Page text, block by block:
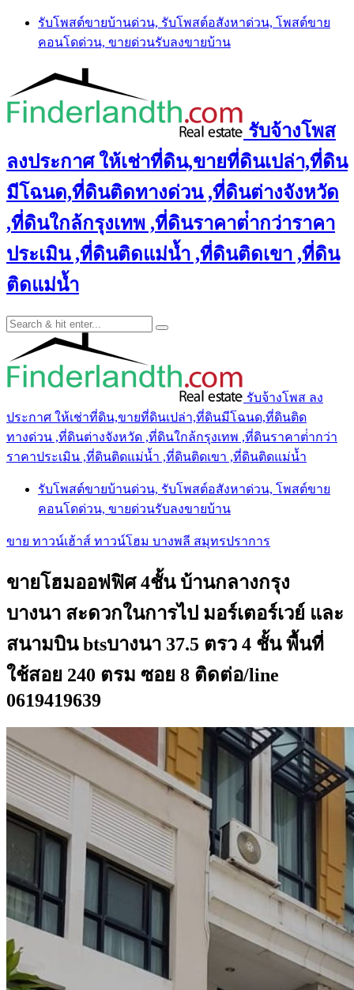
Skip
content
รับโพสต์ขายบ้านด่วน, รับโพสต์อสังหาด่วน, โพสต์ขาย
คอนโดด่วน, ขายด่วนรับลงขายบ้าน
รับจ้างโพส
ลงประกาศ ให้เช่าที่ดิน,ขายที่ดินเปล่า,ที่ดิน
มีโฉนด,ที่ดินติดทางด่วน ,ที่ดินต่างจังหวัด
,ที่ดินใกล้กรุงเทพ ,ที่ดินราคาต่ํากว่าราคา
ประเมิน ,ที่ดินติดแม่น้ำ ,ที่ดินติดเขา ,ที่ดิน
ติดแม่น้ำ
รับจ้างโพส ลง
ประกาศ ให้เช่าที่ดิน,ขายที่ดินเปล่า,ที่ดินมีโฉนด,ที่ดินติด
ทางด่วน ,ที่ดินต่างจังหวัด ,ที่ดินใกล้กรุงเทพ ,ที่ดินราคาต่ํากว่า
ราคาประเมิน ,ที่ดินติดแม่น้ำ ,ที่ดินติดเขา ,ที่ดินติดแม่น้ำ
รับโพสต์ขายบ้านด่วน, รับโพสต์อสังหาด่วน, โพสต์ขาย
คอนโดด่วน, ขายด่วนรับลงขายบ้าน
ขาย ทาวน์เฮ้าส์ ทาวน์โฮม บางพลี สมุทรปราการ
ขายโฮมออฟฟิศ 4ชั้น บ้านกลางกรุง
บางนา สะดวกในการไป มอร์เตอร์เวย์ และ
สนามบิน btsบางนา 37.5 ตรว 4 ชั้น พื้นที่
ใช้สอย 240 ตรม ซอย 8 ติดต่อ/line
0619419639